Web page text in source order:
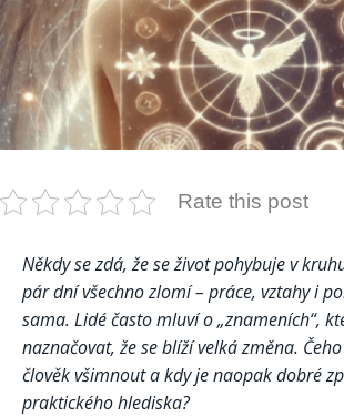
Rate this post
Někdy se zdá, že se život pohybuje v
pár dní všechno zlomí – práce, vztahy i
sama. Lidé často mluví o „znameních“,
naznačovat, že se blíží velká změna.
člověk všimnout a kdy je naopak dobré
praktického hlediska?